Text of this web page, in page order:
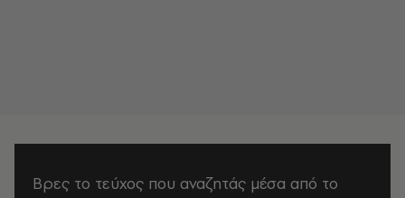
Βρες το τεύχος που αναζητάς μέσα από το